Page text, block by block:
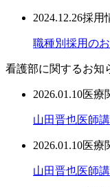
2024.12.26採用
職種別採用の
看護部に関するお知
2026.01.10医療
山田晋也医師
2026.01.10医療
山田晋也医師